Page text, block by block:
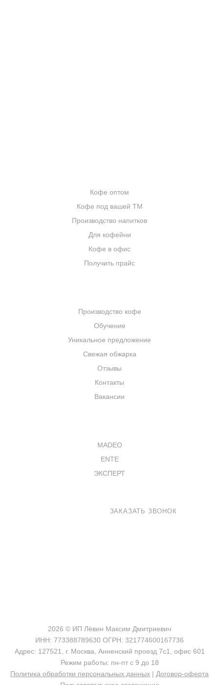
Кофе оптом
Кофе под вашей ТМ
Производство напитков
Для кофейни
Кофе в офис
Получить прайс
Производство кофе
Обучение
Уникальное предложение
Свежая обжарка
Отзывы
Контакты
Вакансии
MADEO
ENTE
ЭКСПЕРТ
ЗАКАЗАТЬ ЗВОНОК
2026 © ИП Лёвин Максим Дмитриевич
ИНН: 773388789630 ОГРН: 321774600167736
Адрес: 127521, г. Москва, Анненский проезд 7с1, офис 601
Режим работы: пн-пт с 9 до 18
Политика обработки персональных данных | Договор-оферта